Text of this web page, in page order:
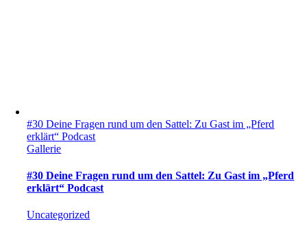
#30 Deine Fragen rund um den Sattel: Zu Gast im „Pferd
erklärt“ Podcast
Gallerie
#30 Deine Fragen rund um den Sattel: Zu Gast im „Pferd
erklärt“ Podcast
Uncategorized